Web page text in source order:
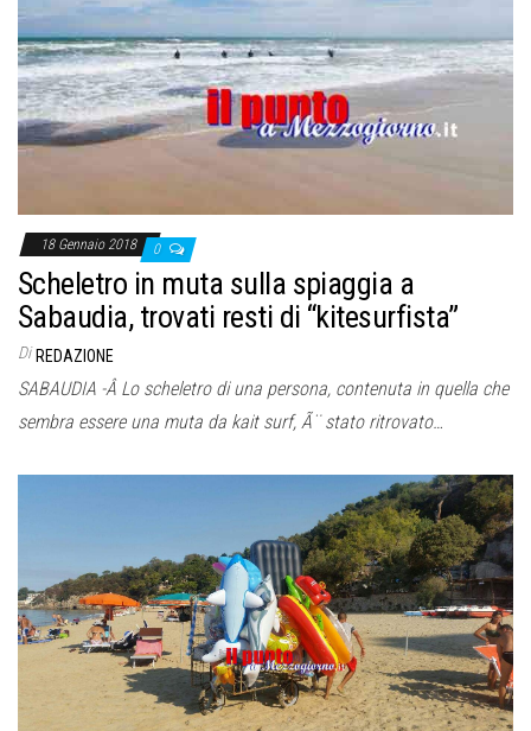
18 Gennaio 2018 0
Scheletro in muta sulla spiaggia a
Sabaudia, trovati resti di “kitesurfista”
Di REDAZIONE
SABAUDIA -Â Lo scheletro di una persona, contenuta in quella che
sembra essere una muta da kait surf, Ã¨ stato ritrovato…